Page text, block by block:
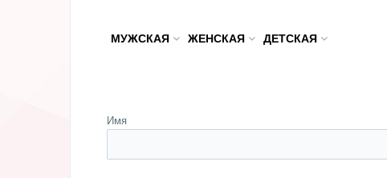
МУЖСКАЯ ЖЕНСКАЯ ДЕТСКАЯ
Имя